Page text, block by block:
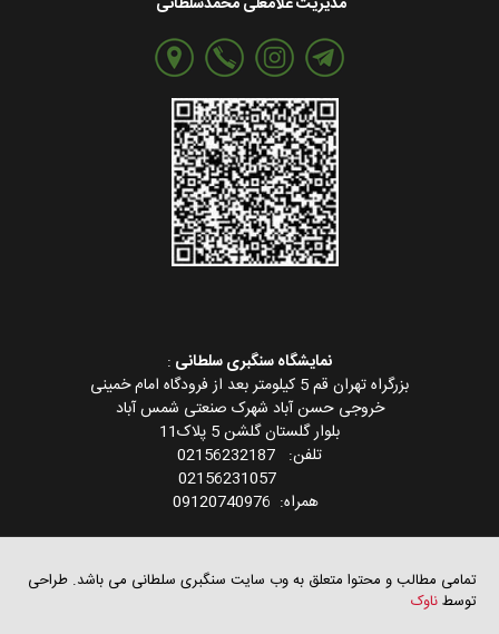
نمایشگاه سنگبری سلطانی :
بزرگراه تهران قم 5 کیلومتر بعد از فرودگاه امام خمینی
خروجی حسن آباد شهرک صنعتی شمس آباد
بلوار گلستان گلشن 5 پلاک11
تلفن: 02156232187
همراه: 09120740976
تمامی مطالب و محتوا متعلق به وب سایت سنگبری سلطانی می باشد. طراحی
توسطناوک